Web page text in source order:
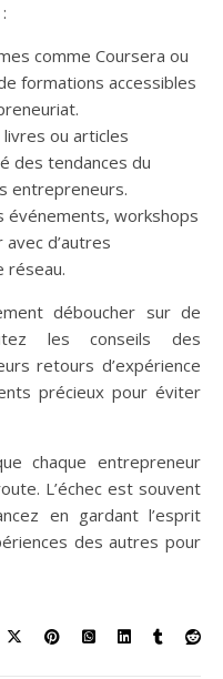
comme Coursera ou
formations accessibles
ou articles
des tendances du
entrepreneurs.
événements, workshops
d’autres
réseau.
déboucher sur de
les conseils des
retours d’expérience
précieux pour éviter
chaque entrepreneur
L’échec est souvent
en gardant l’esprit
des autres pour